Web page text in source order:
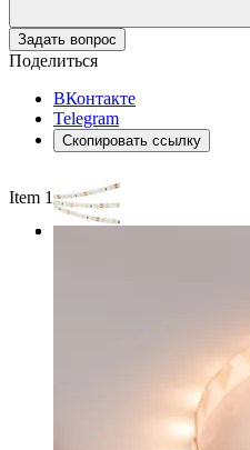
Задать вопрос
Поделиться
ВКонтакте
Telegram
Скопировать ссылку
Item 1 of 3